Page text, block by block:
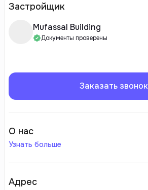
Застройщик
Mufassal Building
Документы проверены
Заказать звонок
О нас
Узнать больше
Адрес